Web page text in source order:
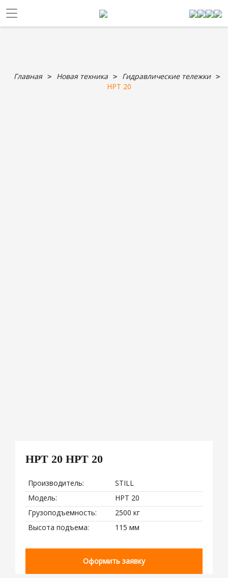
Главная Новая техника
Гидравлические тележки
HPT 20
HPT 20 HPT 20
Производитель:
STILL
Модель:
HPT 20
Грузоподъемность:
2500 кг
Высота подъема:
115 мм
Оформить заявку